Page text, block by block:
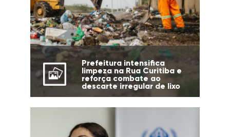
Prefeitura intensifica
limpeza na Rua Curitiba e
reforça combate ao
descarte irregular de lixo